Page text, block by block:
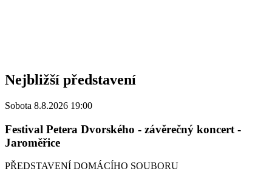
Nejbližší představení
Sobota 8.8.2026 19:00
Festival Petera Dvorského - závěrečný koncert -
Jaroměřice
PŘEDSTAVENÍ DOMÁCÍHO SOUBORU